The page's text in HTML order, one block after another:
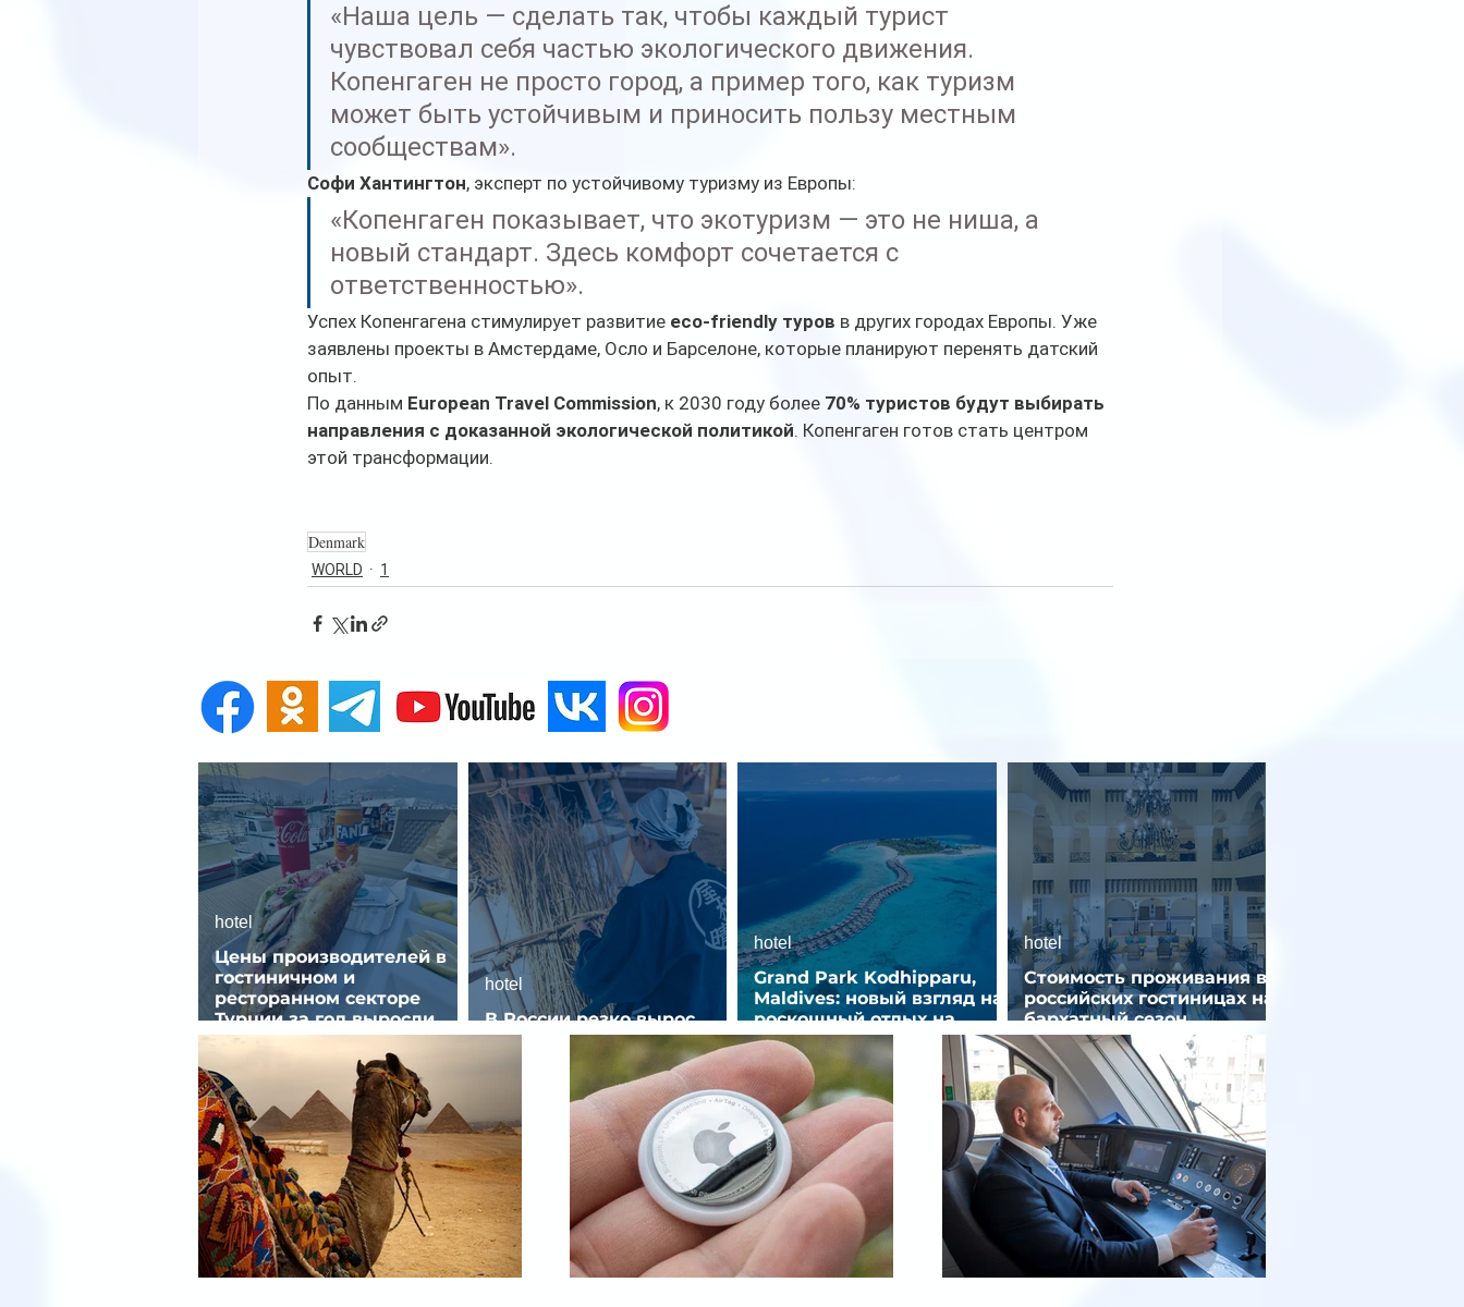
«Наша цель — сделать так, чтобы каждый турист
чувствовал себя частью экологического движения.
Копенгаген не просто город, а пример того, как туризм
может быть устойчивым и приносить пользу местным
сообществам».
Софи Хантингтон, эксперт по устойчивому туризму из Европы:
«Копенгаген показывает, что экотуризм — это не ниша, а
новый стандарт. Здесь комфорт сочетается с
ответственностью».
Успех Копенгагена стимулирует развитие eco-friendly туров в других городах Европы. Уже
заявлены проекты в Амстердаме, Осло и Барселоне, которые планируют перенять датский
опыт.
По данным European Travel Commission, к 2030 году более 70% туристов будут выбирать
направления с доказанной экологической политикой. Копенгаген готов стать центром
этой трансформации.
Denmark
WORLD 1
Цены производителей в
гостиничном и
ресторанном секторе
Турции за год выросли
почти на 32%
hotel
В России резко вырос
спрос на отели без звезд
hotel
Grand Park Kodhipparu,
Maldives: новый взгляд на
роскошный отдых на
Мальдивах
hotel
Стоимость проживания в
российских гостиницах на
бархатный сезон
снизилась на 9%
hotel